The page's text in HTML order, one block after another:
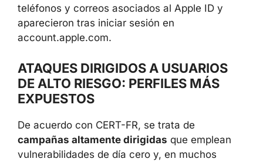
teléfonos y correos asociados al Apple ID y
aparecieron tras iniciar sesión en
account.apple.com.
ATAQUES DIRIGIDOS A USUARIOS
DE ALTO RIESGO: PERFILES MÁS
EXPUESTOS
De acuerdo con CERT-FR, se trata de
campañas altamente dirigidas que emplean
vulnerabilidades de día cero y, en muchos